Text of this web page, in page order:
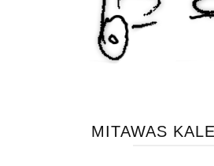
MITAWAS